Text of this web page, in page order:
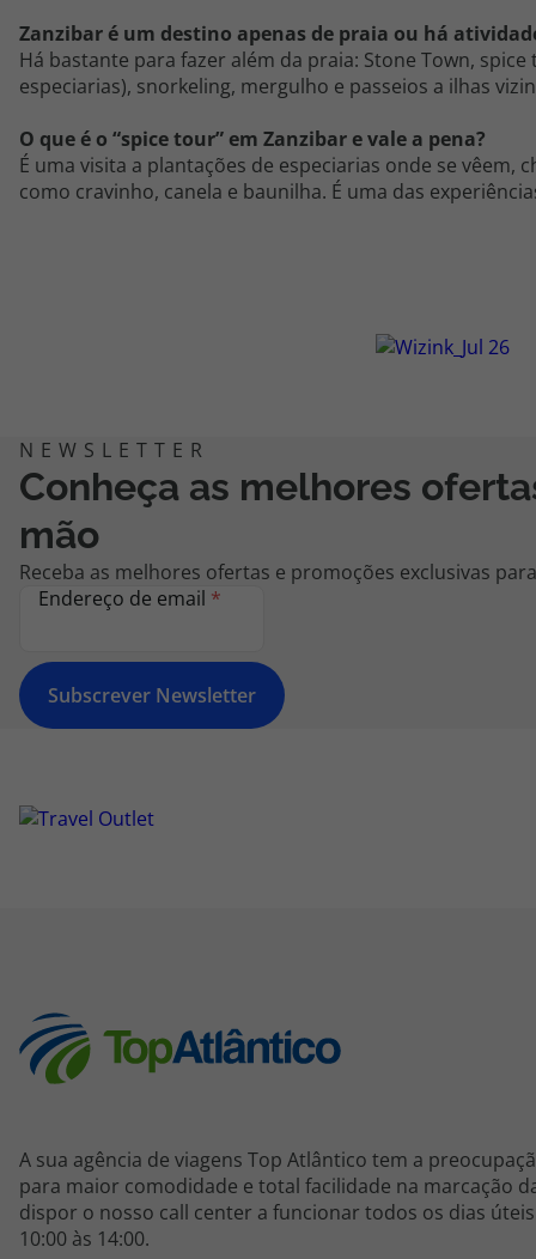
Zanzibar é um destino apenas de praia ou há
Há bastante para fazer além da praia: Stone Town, spice
especiarias), snorkeling, mergulho e passeios a ilhas
O que é o “spicetour” em Zanzibar e vale a pena?
É uma visita a plantações de especiarias onde se vêem,
como cravinho, canela e baunilha. É uma das
Conheça as melhores
mão
Receba as melhores ofertas e promoções exclusivas
Endereço de email *
Subscrever Newsletter
A sua agência de viagens Top Atlântico tem a
para maior comodidade e total facilidade na marcação
dispor o nosso call center a funcionar todos os dias úteis
10:00 às 14:00.